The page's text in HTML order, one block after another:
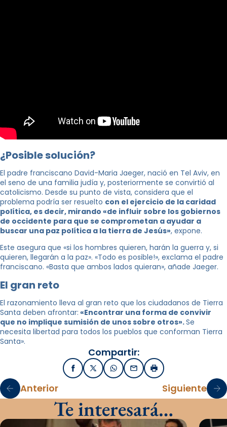
¿Posible solución?
El padre franciscano David-Maria Jaeger, nació en Tel Aviv, en
el seno de una familia judía y, posteriormente se convirtió al
catolicismo. Desde su punto de vista, considera que el
problema podría ser resuelto con el ejercicio de la caridad
política, es decir, mirando «de influir sobre los gobiernos
de occidente para que se comprometan a ayudar a
buscar una paz política a la tierra de Jesús», expone.
Este asegura que «si los hombres quieren, harán la guerra y, si
quieren, llegarán a la paz». «Todo es posible!», exclama el padre
franciscano. «Basta que ambos lados quieran», añade Jaeger.
El gran reto
El razonamiento lleva al gran reto que los ciudadanos de Tierra
Santa deben afrontar: «Encontrar una forma de convivir
que no implique sumisión de unos sobre otros».Se
necesita libertad para todos los pueblos que conforman Tierra
Santa».
Compartir:
FacebookX / TwitterWhatsApp
EmailImprimir
Anterior Siguiente
Te interesará…